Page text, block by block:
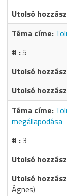
5
megállapodása
3
Ágnes)